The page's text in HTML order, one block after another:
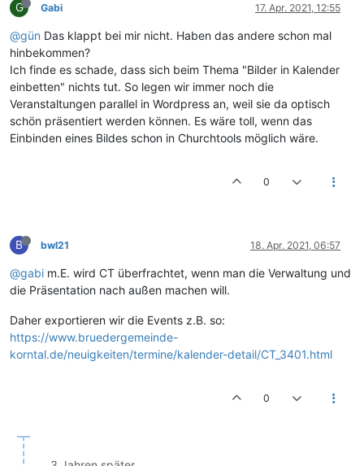
G Gabi 17. Apr. 2021, 12:55
@gün Das klappt bei mir nicht. Haben das andere schon mal
hinbekommen?
Ich finde es schade, dass sich beim Thema "Bilder in Kalender
einbetten" nichts tut. So legen wir immer noch die
Veranstaltungen parallel in Wordpress an, weil sie da optisch
schön präsentiert werden können. Es wäre toll, wenn das
Einbinden eines Bildes schon in Churchtools möglich wäre.
0
B bwl21 18. Apr. 2021, 06:57
@gabi m.E. wird CT überfrachtet, wenn man die Verwaltung und
die Präsentation nach außen machen will.
Daher exportieren wir die Events z.B. so:
https://www.bruedergemeinde-
korntal.de/neuigkeiten/termine/kalender-detail/CT_3401.html
0